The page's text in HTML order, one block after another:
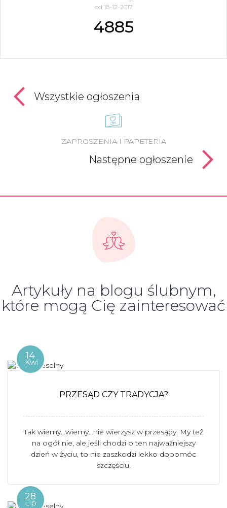
od 18-12-2017
4885
Wszystkie ogłoszenia
ZAPROSZENIA I PAPETERIA
Następne ogłoszenie
Artykuły na blogu ślubnym,
które mogą Cię zainteresować
14
Kwi
PRZESĄD CZY TRADYCJA?
Tak wiemy…wiemy…nie wierzysz w przesądy. My też
na ogół nie, ale jeśli chodzi o ten najważniejszy
dzień w życiu, to nie zaszkodzi lekko dopomóc
szczęściu.
28
Lip